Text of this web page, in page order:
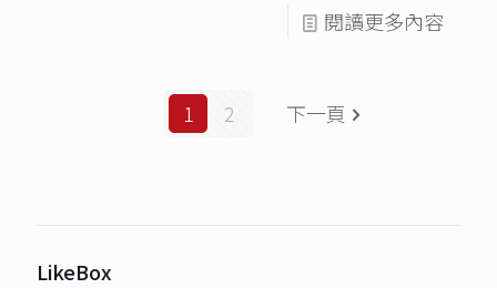
閱讀更多內容
1 2 下一頁
LikeBox